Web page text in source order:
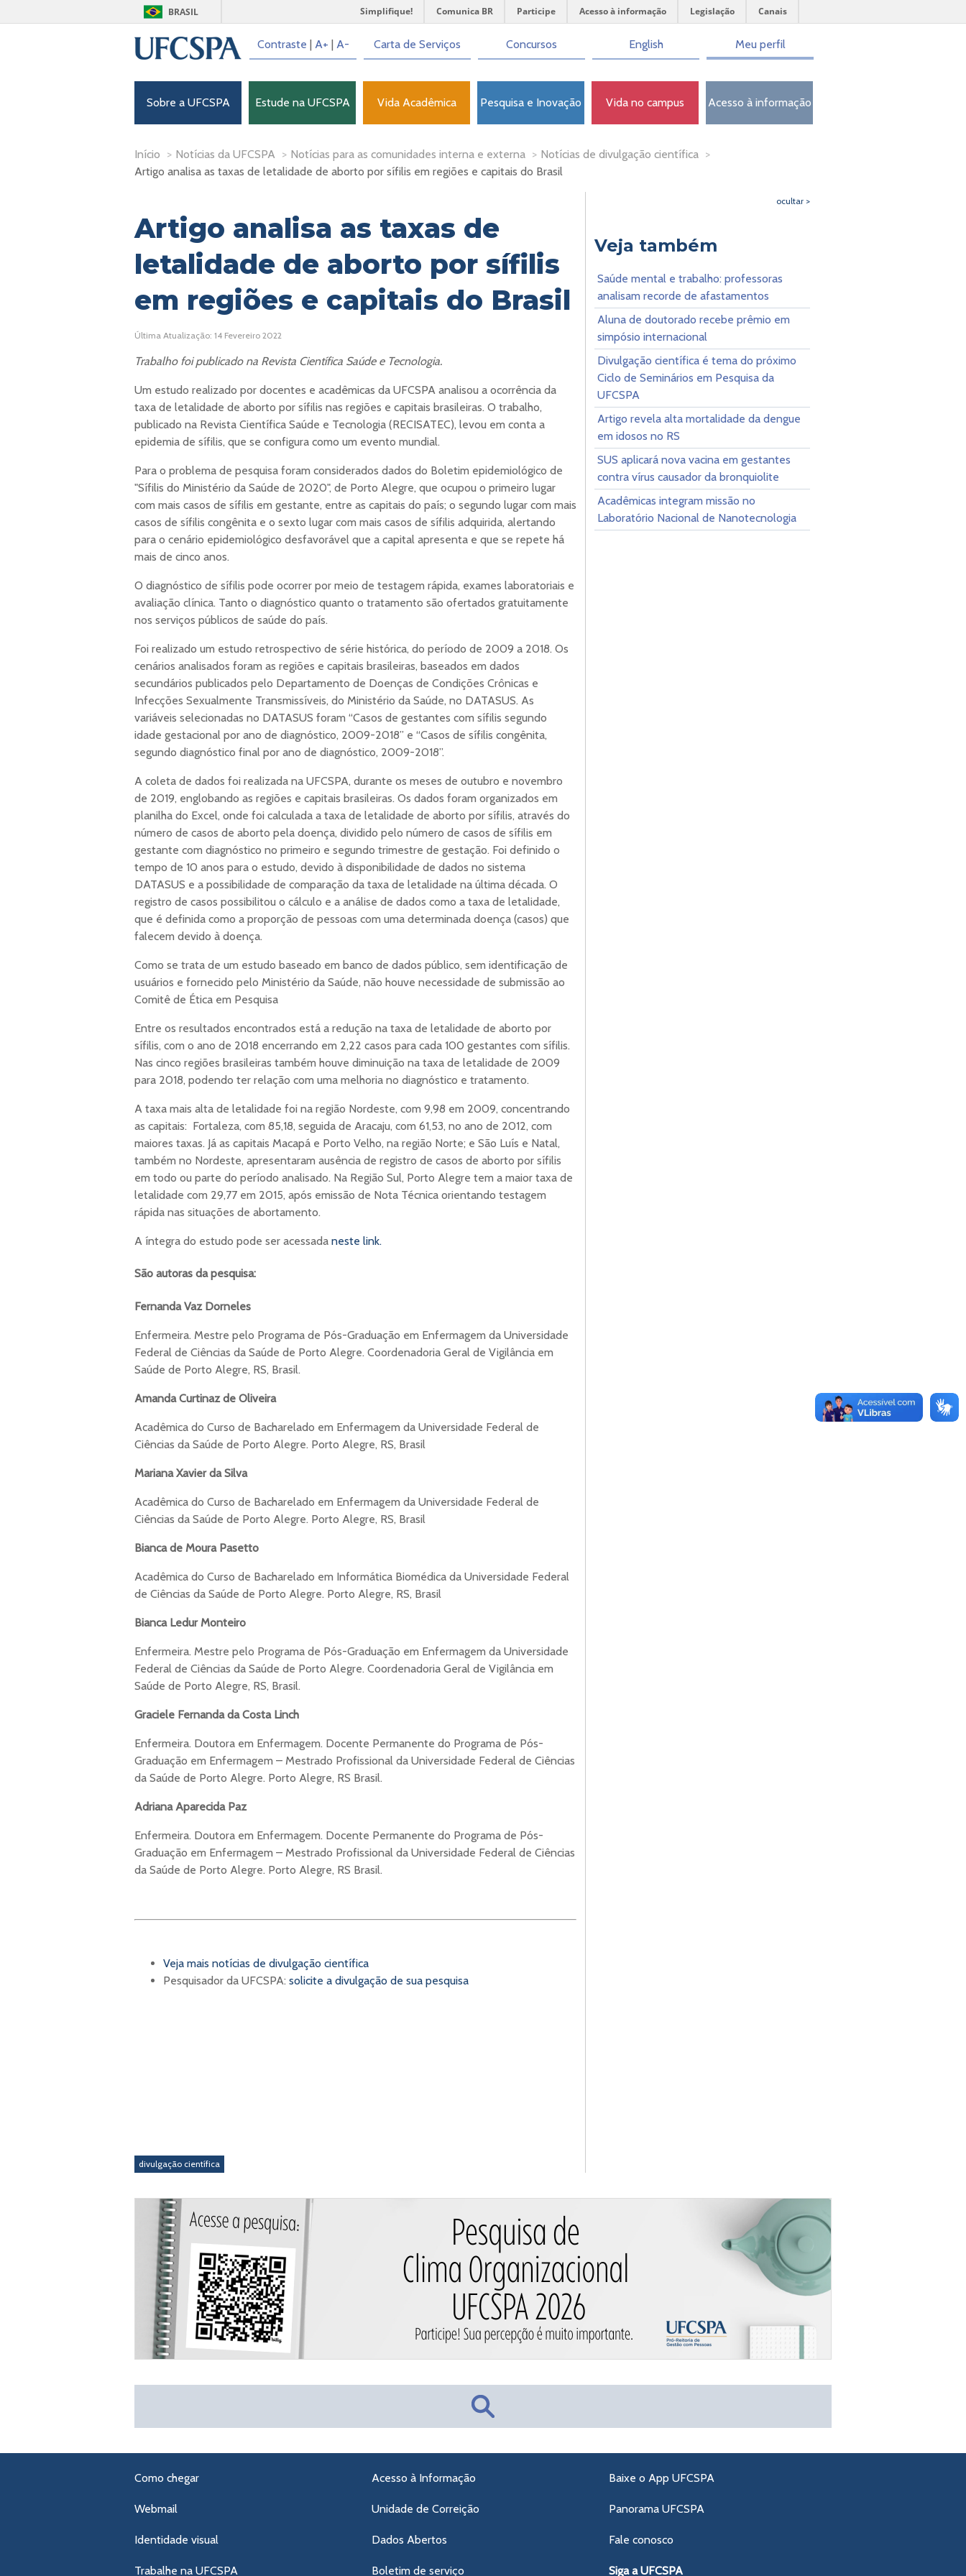
BRASIL Simplifique! Comunica BR Participe Acesso à informação Legislação Canais
Contraste | A+ | A- Carta de Serviços Concursos English Meu perfil
Sobre a UFCSPA Estude na UFCSPA Vida Acadêmica Pesquisa e Inovação Vida no campus Acesso à informação
Início > Notícias da UFCSPA > Notícias para as comunidades interna e externa > Notícias de divulgação científica >
Artigo analisa as taxas de letalidade de aborto por sífilis em regiões e capitais do Brasil
Artigo analisa as taxas de
letalidade de aborto por sífilis
em regiões e capitais do Brasil
Última Atualização: 14 Fevereiro 2022
Trabalho foi publicado na Revista Científica Saúde e Tecnologia.
Um estudo realizado por docentes e acadêmicas da UFCSPA analisou a ocorrência da
taxa de letalidade de aborto por sífilis nas regiões e capitais brasileiras. O trabalho,
publicado na Revista Científica Saúde e Tecnologia (RECISATEC), levou em conta a
epidemia de sífilis, que se configura como um evento mundial.
Para o problema de pesquisa foram considerados dados do Boletim epidemiológico de
"Sífilis do Ministério da Saúde de 2020", de Porto Alegre, que ocupou o primeiro lugar
com mais casos de sífilis em gestante, entre as capitais do país; o segundo lugar com mais
casos de sífilis congênita e o sexto lugar com mais casos de sífilis adquirida, alertando
para o cenário epidemiológico desfavorável que a capital apresenta e que se repete há
mais de cinco anos.
O diagnóstico de sífilis pode ocorrer por meio de testagem rápida, exames laboratoriais e
avaliação clínica. Tanto o diagnóstico quanto o tratamento são ofertados gratuitamente
nos serviços públicos de saúde do país.
Foi realizado um estudo retrospectivo de série histórica, do período de 2009 a 2018. Os
cenários analisados foram as regiões e capitais brasileiras, baseados em dados
secundários publicados pelo Departamento de Doenças de Condições Crônicas e
Infecções Sexualmente Transmissíveis, do Ministério da Saúde, no DATASUS. As
variáveis selecionadas no DATASUS foram “Casos de gestantes com sífilis segundo
idade gestacional por ano de diagnóstico, 2009-2018” e “Casos de sífilis congênita,
segundo diagnóstico final por ano de diagnóstico, 2009-2018”.
A coleta de dados foi realizada na UFCSPA, durante os meses de outubro e novembro
de 2019, englobando as regiões e capitais brasileiras. Os dados foram organizados em
planilha do Excel, onde foi calculada a taxa de letalidade de aborto por sífilis, através do
número de casos de aborto pela doença, dividido pelo número de casos de sífilis em
gestante com diagnóstico no primeiro e segundo trimestre de gestação. Foi definido o
tempo de 10 anos para o estudo, devido à disponibilidade de dados no sistema
DATASUS e a possibilidade de comparação da taxa de letalidade na última década. O
registro de casos possibilitou o cálculo e a análise de dados como a taxa de letalidade,
que é definida como a proporção de pessoas com uma determinada doença (casos) que
falecem devido à doença.
Como se trata de um estudo baseado em banco de dados público, sem identificação de
usuários e fornecido pelo Ministério da Saúde, não houve necessidade de submissão ao
Comitê de Ética em Pesquisa
Entre os resultados encontrados está a redução na taxa de letalidade de aborto por
sífilis, com o ano de 2018 encerrando em 2,22 casos para cada 100 gestantes com sífilis.
Nas cinco regiões brasileiras também houve diminuição na taxa de letalidade de 2009
para 2018, podendo ter relação com uma melhoria no diagnóstico e tratamento.
A taxa mais alta de letalidade foi na região Nordeste, com 9,98 em 2009, concentrando
as capitais: Fortaleza, com 85,18, seguida de Aracaju, com 61,53, no ano de 2012, com
maiores taxas. Já as capitais Macapá e Porto Velho, na região Norte; e São Luís e Natal,
também no Nordeste, apresentaram ausência de registro de casos de aborto por sífilis
em todo ou parte do período analisado. Na Região Sul, Porto Alegre tem a maior taxa de
letalidade com 29,77 em 2015, após emissão de Nota Técnica orientando testagem
rápida nas situações de abortamento.
A íntegra do estudo pode ser acessada neste link.
São autoras da pesquisa:
Fernanda Vaz Dorneles
Enfermeira. Mestre pelo Programa de Pós-Graduação em Enfermagem da Universidade
Federal de Ciências da Saúde de Porto Alegre. Coordenadoria Geral de Vigilância em
Saúde de Porto Alegre, RS, Brasil.
Amanda Curtinaz de Oliveira
Acadêmica do Curso de Bacharelado em Enfermagem da Universidade Federal de
Ciências da Saúde de Porto Alegre. Porto Alegre, RS, Brasil
Mariana Xavier da Silva
Acadêmica do Curso de Bacharelado em Enfermagem da Universidade Federal de
Ciências da Saúde de Porto Alegre. Porto Alegre, RS, Brasil
Bianca de Moura Pasetto
Acadêmica do Curso de Bacharelado em Informática Biomédica da Universidade Federal
de Ciências da Saúde de Porto Alegre. Porto Alegre, RS, Brasil
Bianca Ledur Monteiro
Enfermeira. Mestre pelo Programa de Pós-Graduação em Enfermagem da Universidade
Federal de Ciências da Saúde de Porto Alegre. Coordenadoria Geral de Vigilância em
Saúde de Porto Alegre, RS, Brasil.
Graciele Fernanda da Costa Linch
Enfermeira. Doutora em Enfermagem. Docente Permanente do Programa de Pós-
Graduação em Enfermagem – Mestrado Profissional da Universidade Federal de Ciências
da Saúde de Porto Alegre. Porto Alegre, RS Brasil.
Adriana Aparecida Paz
Enfermeira. Doutora em Enfermagem. Docente Permanente do Programa de Pós-
Graduação em Enfermagem – Mestrado Profissional da Universidade Federal de Ciências
da Saúde de Porto Alegre. Porto Alegre, RS Brasil.
Veja mais notícias de divulgação científica
Pesquisador da UFCSPA: solicite a divulgação de sua pesquisa
divulgação científica
ocultar >
Veja também
Saúde mental e trabalho: professoras
analisam recorde de afastamentos
Aluna de doutorado recebe prêmio em
simpósio internacional
Divulgação científica é tema do próximo
Ciclo de Seminários em Pesquisa da
UFCSPA
Artigo revela alta mortalidade da dengue
em idosos no RS
SUS aplicará nova vacina em gestantes
contra vírus causador da bronquiolite
Acadêmicas integram missão no
Laboratório Nacional de Nanotecnologia
Como chegar
Webmail
Identidade visual
Trabalhe na UFCSPA
Acesso à Informação
Unidade de Correição
Dados Abertos
Boletim de serviço
Baixe o App UFCSPA
Panorama UFCSPA
Fale conosco
Siga a UFCSPA